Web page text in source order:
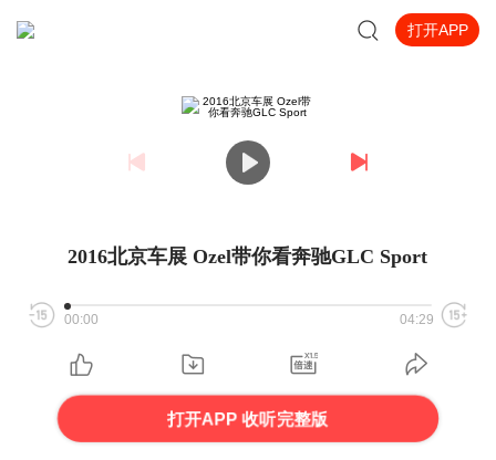
打开APP
2016北京车展 Ozel带你看奔驰GLC Sport
00:00 04:29
打开APP 收听完整版